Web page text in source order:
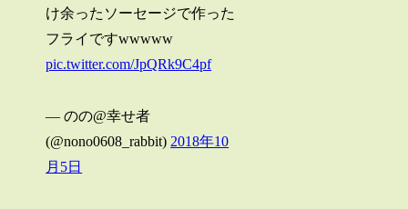
け余ったソーセージで作った
フライですwwwww
pic.twitter.com/JpQRk9C4pf
— のの@幸せ者
(@nono0608_rabbit) 2018年10
月5日